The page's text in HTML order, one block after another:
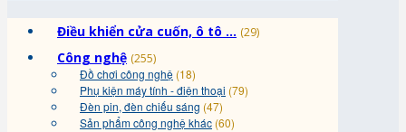
Điều khiển cửa cuốn, ô tô ... (29)
Công nghệ (255)
Đồ chơi công nghệ (18)
Phụ kiện máy tính - điện thoại (79)
Đèn pin, đèn chiếu sáng (47)
Sản phẩm công nghệ khác (60)